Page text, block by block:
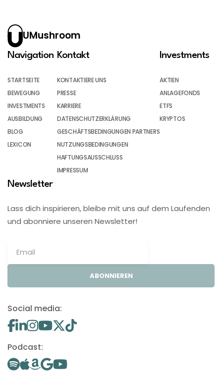
UMushroom
Navigation
STARTSEITE
BEWEGUNG
INVESTMENTS
AUSBILDUNG
BLOG
LEXICON
Kontakt
KONTAKTIERE UNS
PRESSE
KARRIERE
DATENSCHUTZERKLÄRUNG
GESCHÄFTSBEDINGUNGEN PARTNERS
NUTZUNGSBEDINGUNGEN
HAFTUNGSAUSSCHLUSS
IMPRESSUM
Investments
AKTIEN
ANLAGEFONDS
ETFS
KRYPTOS
Newsletter
Lass dich inspirieren, bleibe mit uns auf dem Laufenden
und abonniere unseren Newsletter!
ABONNIEREN
Social media:
Podcast: